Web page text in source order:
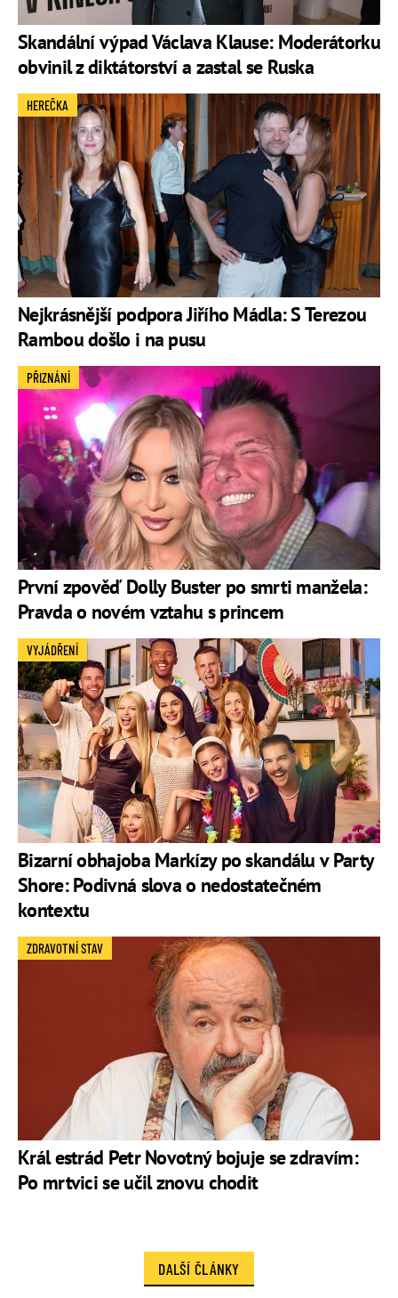
Skandální výpad Václava Klause: Moderátorku
obvinil z diktátorství a zastal se Ruska
Nejkrásnější podpora Jiřího Mádla: S Terezou
Rambou došlo i na pusu
HEREČKA
První zpověď Dolly Buster po smrti manžela:
Pravda o novém vztahu s princem
PŘIZNÁNÍ
Bizarní obhajoba Markízy po skandálu v Party
Shore: Podivná slova o nedostatečném
kontextu
VYJÁDŘENÍ
Král estrád Petr Novotný bojuje se zdravím:
Po mrtvici se učil znovu chodit
ZDRAVOTNÍ STAV
DALŠÍ ČLÁNKY